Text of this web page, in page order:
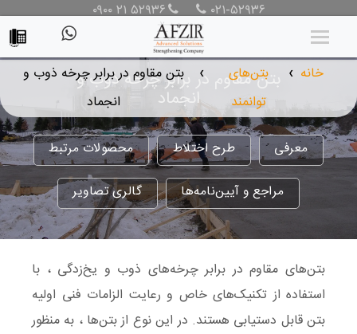
۰۲۱-۵۲۹۳۶ ۰۹۰۰ ۲۱ ۵۲۹۳۶
خانه ❯
بتن‌های
توانمند
❯
بتن مقاوم در برابر چرخه ذوب و
انجماد
بتن مقاوم در برابر چرخه ذوب و
انجماد
معرفی طرح اختلاط محصولات مرتبط
مراجع و آیین‌نامه‌ها گالری تصاویر
بتن‌های مقاوم در برابر چرخه‌های ذوب و یخ‌زدگی ، با
استفاده از تکنیک‌های خاص و رعایت الزامات فنی اولیه
بتن قابل دستیابی هستند. در این نوع از بتن‌ها ، به منظور